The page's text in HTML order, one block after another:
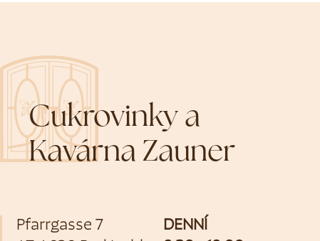
Cukrovinky a
Kavárna Zauner
Pfarrgasse 7
DENNÍ